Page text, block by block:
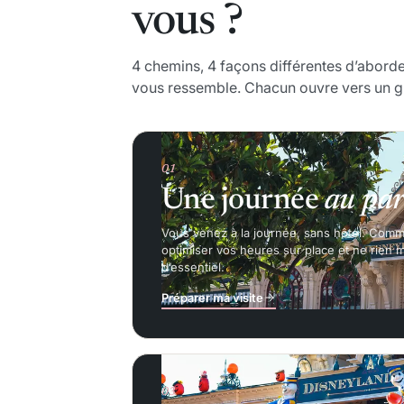
vous ?
4 chemins, 4 façons différentes
vous ressemble. Chacun ouvre vers un
01
Une journéeau
Vous venez à la journée, sans hôtel.
optimiser vos heures sur place et ne rien
d’essentiel.
Préparer ma visite
03